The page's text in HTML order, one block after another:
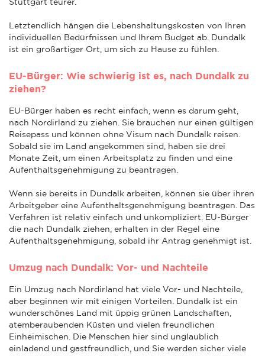
Letztendlich hängen die Lebenshaltungskosten von Ihren
individuellen Bedürfnissen und Ihrem Budget ab. Dundalk
ist ein großartiger Ort, um sich zu Hause zu fühlen.
EU-Bürger: Wie schwierig ist es, nach Dundalk zu
ziehen?
EU-Bürger haben es recht einfach, wenn es darum geht,
nach Nordirland zu ziehen. Sie brauchen nur einen gültigen
Reisepass und können ohne Visum nach Dundalk reisen.
Sobald sie im Land angekommen sind, haben sie drei
Monate Zeit, um einen Arbeitsplatz zu finden und eine
Aufenthaltsgenehmigung zu beantragen.
Wenn sie bereits in Dundalk arbeiten, können sie über ihren
Arbeitgeber eine Aufenthaltsgenehmigung beantragen. Das
Verfahren ist relativ einfach und unkompliziert. EU-Bürger
die nach Dundalk ziehen, erhalten in der Regel eine
Aufenthaltsgenehmigung, sobald ihr Antrag genehmigt ist.
Umzug nach Dundalk: Vor- und Nachteile
Ein Umzug nach Nordirland hat viele Vor- und Nachteile,
aber beginnen wir mit einigen Vorteilen. Dundalk ist ein
wunderschönes Land mit üppig grünen Landschaften,
atemberaubenden Küsten und vielen freundlichen
Einheimischen. Die Menschen hier sind unglaublich
einladend und gastfreundlich, und Sie werden sicher viele